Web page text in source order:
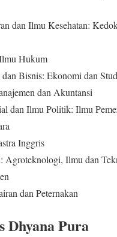
dan Ilmu Kesehatan:
Hukum
Bisnis: Ekonomi dan
dan Akuntansi
dan Ilmu Politik: Ilmu
Inggris
Agroteknologi, Ilmu dan
dan Peternakan
Dhyana Pura